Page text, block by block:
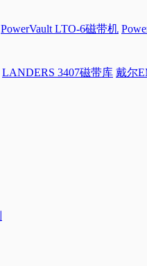
PowerVault LTO-6磁带机
LANDERS 3407磁带库 戴尔